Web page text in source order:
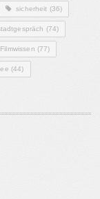
sicherheit (36)
(74)
(77)
(44)